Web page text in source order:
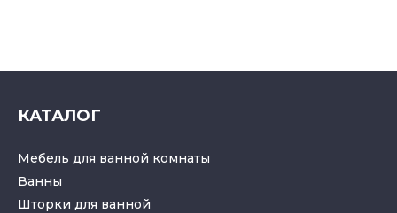
КАТАЛОГ
Мебель для ванной комнаты
Ванны
Шторки для ванной